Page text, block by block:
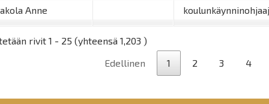
Anne
rivit 1 - 25 (yhteensä 1,203 )
Edellinen
1 2 3 4